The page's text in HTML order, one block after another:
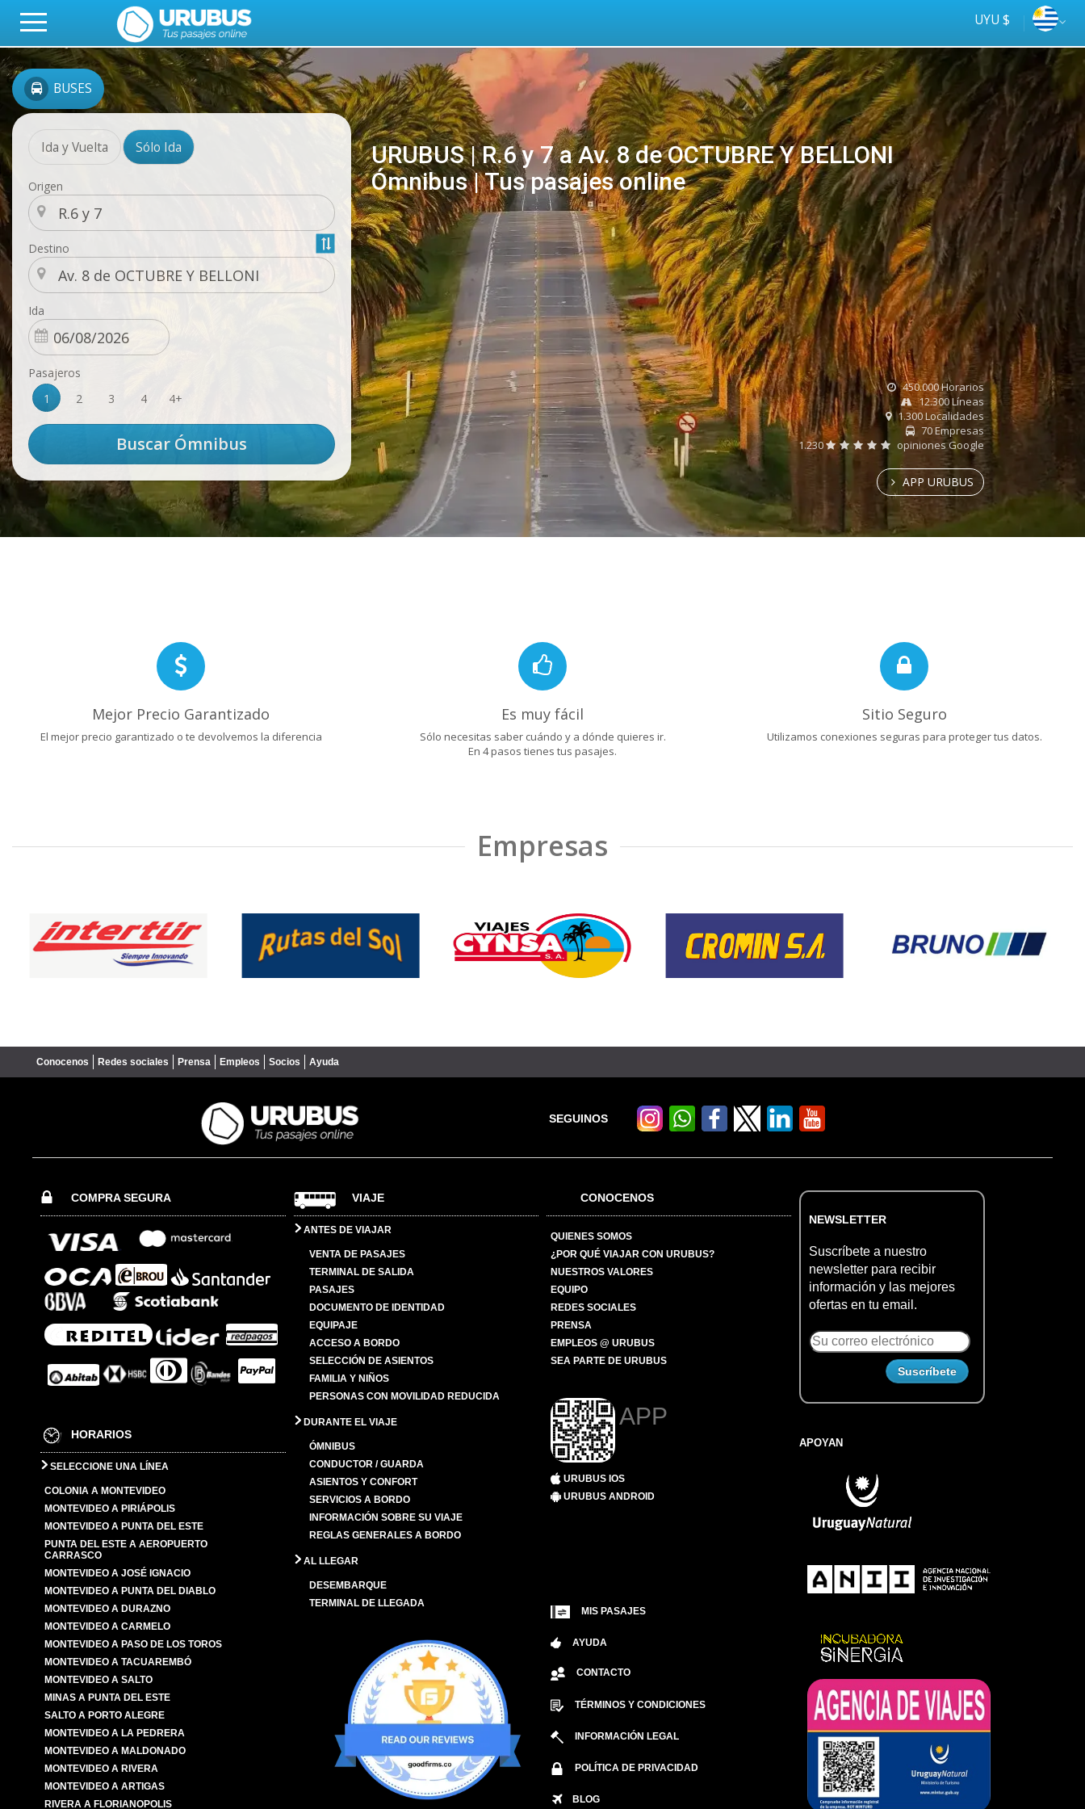
UYU $
BUSES
Ida y Vuelta Sólo Ida
Origen
Destino
Ida
Pasajeros
1
2 3 4 4+
URUBUS | R.6 y 7 a Av. 8 de OCTUBRE Y BELLONI
Ómnibus | Tus pasajes online
online
Viajá
Más fácil
450.000 Horarios
12.300 Líneas
1.300 Localidades
70 Empresas
1.230
opiniones Google
APP URUBUS
Mejor Precio Garantizado
El mejor precio garantizado o te devolvemos la diferencia
Es muy fácil
Sólo necesitas saber cuándo y a dónde quieres ir.
En 4 pasos tienes tus pasajes.
Sitio Seguro
Utilizamos conexiones seguras para proteger tus datos.
Empresas
Conocenos Redes sociales Prensa Empleos Socios Ayuda
SEGUINOS
COMPRA SEGURA
HORARIOS
SELECCIONE UNA LÍNEA
COLONIA A MONTEVIDEO
MONTEVIDEO A PIRIÁPOLIS
MONTEVIDEO A PUNTA DEL ESTE
PUNTA DEL ESTE A AEROPUERTO
CARRASCO
MONTEVIDEO A JOSÉ IGNACIO
MONTEVIDEO A PUNTA DEL DIABLO
MONTEVIDEO A DURAZNO
MONTEVIDEO A CARMELO
MONTEVIDEO A PASO DE LOS TOROS
MONTEVIDEO A TACUAREMBÓ
MONTEVIDEO A SALTO
MINAS A PUNTA DEL ESTE
SALTO A PORTO ALEGRE
MONTEVIDEO A LA PEDRERA
MONTEVIDEO A MALDONADO
MONTEVIDEO A RIVERA
MONTEVIDEO A ARTIGAS
RIVERA A FLORIANOPOLIS
VIAJE
ANTES DE VIAJAR
VENTA DE PASAJES
TERMINAL DE SALIDA
PASAJES
DOCUMENTO DE IDENTIDAD
EQUIPAJE
ACCESO A BORDO
SELECCIÓN DE ASIENTOS
FAMILIA Y NIÑOS
PERSONAS CON MOVILIDAD REDUCIDA
DURANTE EL VIAJE
ÓMNIBUS
CONDUCTOR / GUARDA
ASIENTOS Y CONFORT
SERVICIOS A BORDO
INFORMACIÓN SOBRE SU VIAJE
REGLAS GENERALES A BORDO
AL LLEGAR
DESEMBARQUE
TERMINAL DE LLEGADA
CONOCENOS
QUIENES SOMOS
¿POR QUÉ VIAJAR CON URUBUS?
NUESTROS VALORES
EQUIPO
REDES SOCIALES
PRENSA
EMPLEOS @ URUBUS
SEA PARTE DE URUBUS
APP
URUBUS IOS
URUBUS ANDROID
MIS PASAJES
AYUDA
CONTACTO
TÉRMINOS Y CONDICIONES
INFORMACIÓN LEGAL
POLÍTICA DE PRIVACIDAD
BLOG
NEWSLETTER
Suscríbete a nuestro
newsletter para recibir
información y las mejores
ofertas en tu email.
APOYAN